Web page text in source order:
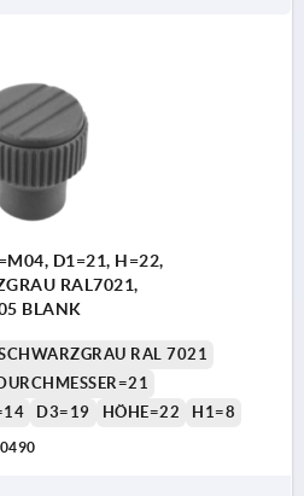
D1=21, H=22,
RAL7021,
BLANK
RAL 7021
D3=19 HÖHE=22 H1=8